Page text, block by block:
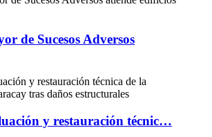
de Sucesos Adversos
y restauración técnic…